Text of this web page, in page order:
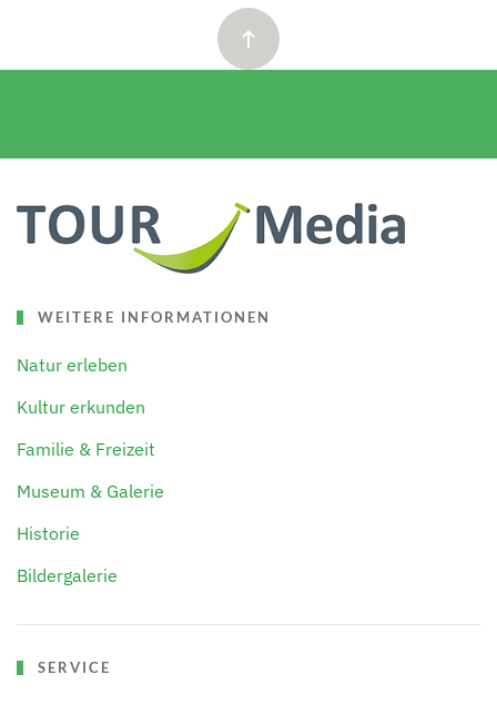
WEITERE INFORMATIONEN
Natur erleben
Kultur erkunden
Familie & Freizeit
Museum & Galerie
Historie
Bildergalerie
SERVICE